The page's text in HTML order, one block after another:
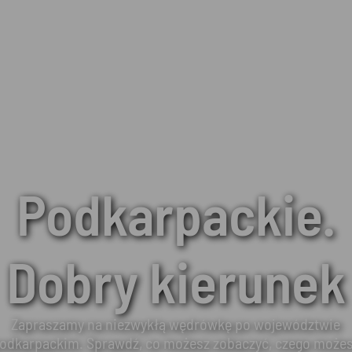
Podkarpackie.
Dobry kierunek
Zapraszamy na niezwykłą wędrówkę po województwie
Sprawdź, co możesz zobaczyć, czego